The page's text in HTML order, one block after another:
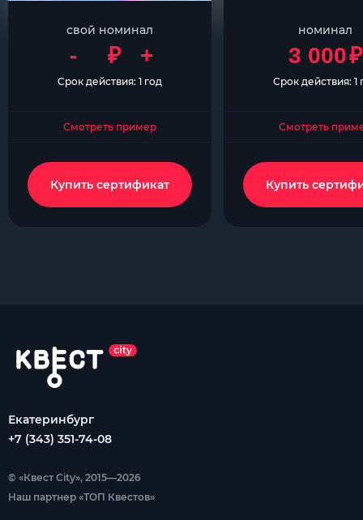
свой номинал
- ₽ +
Срок действия: 1 год
Смотреть пример
Купить сертификат
номинал
3 000₽
Срок действия: 1
Смотреть
Купить
Екатеринбург
+7 (343) 351-74-08
© «Квест City», 2015—2026
Наш партнер «ТОП Квестов»